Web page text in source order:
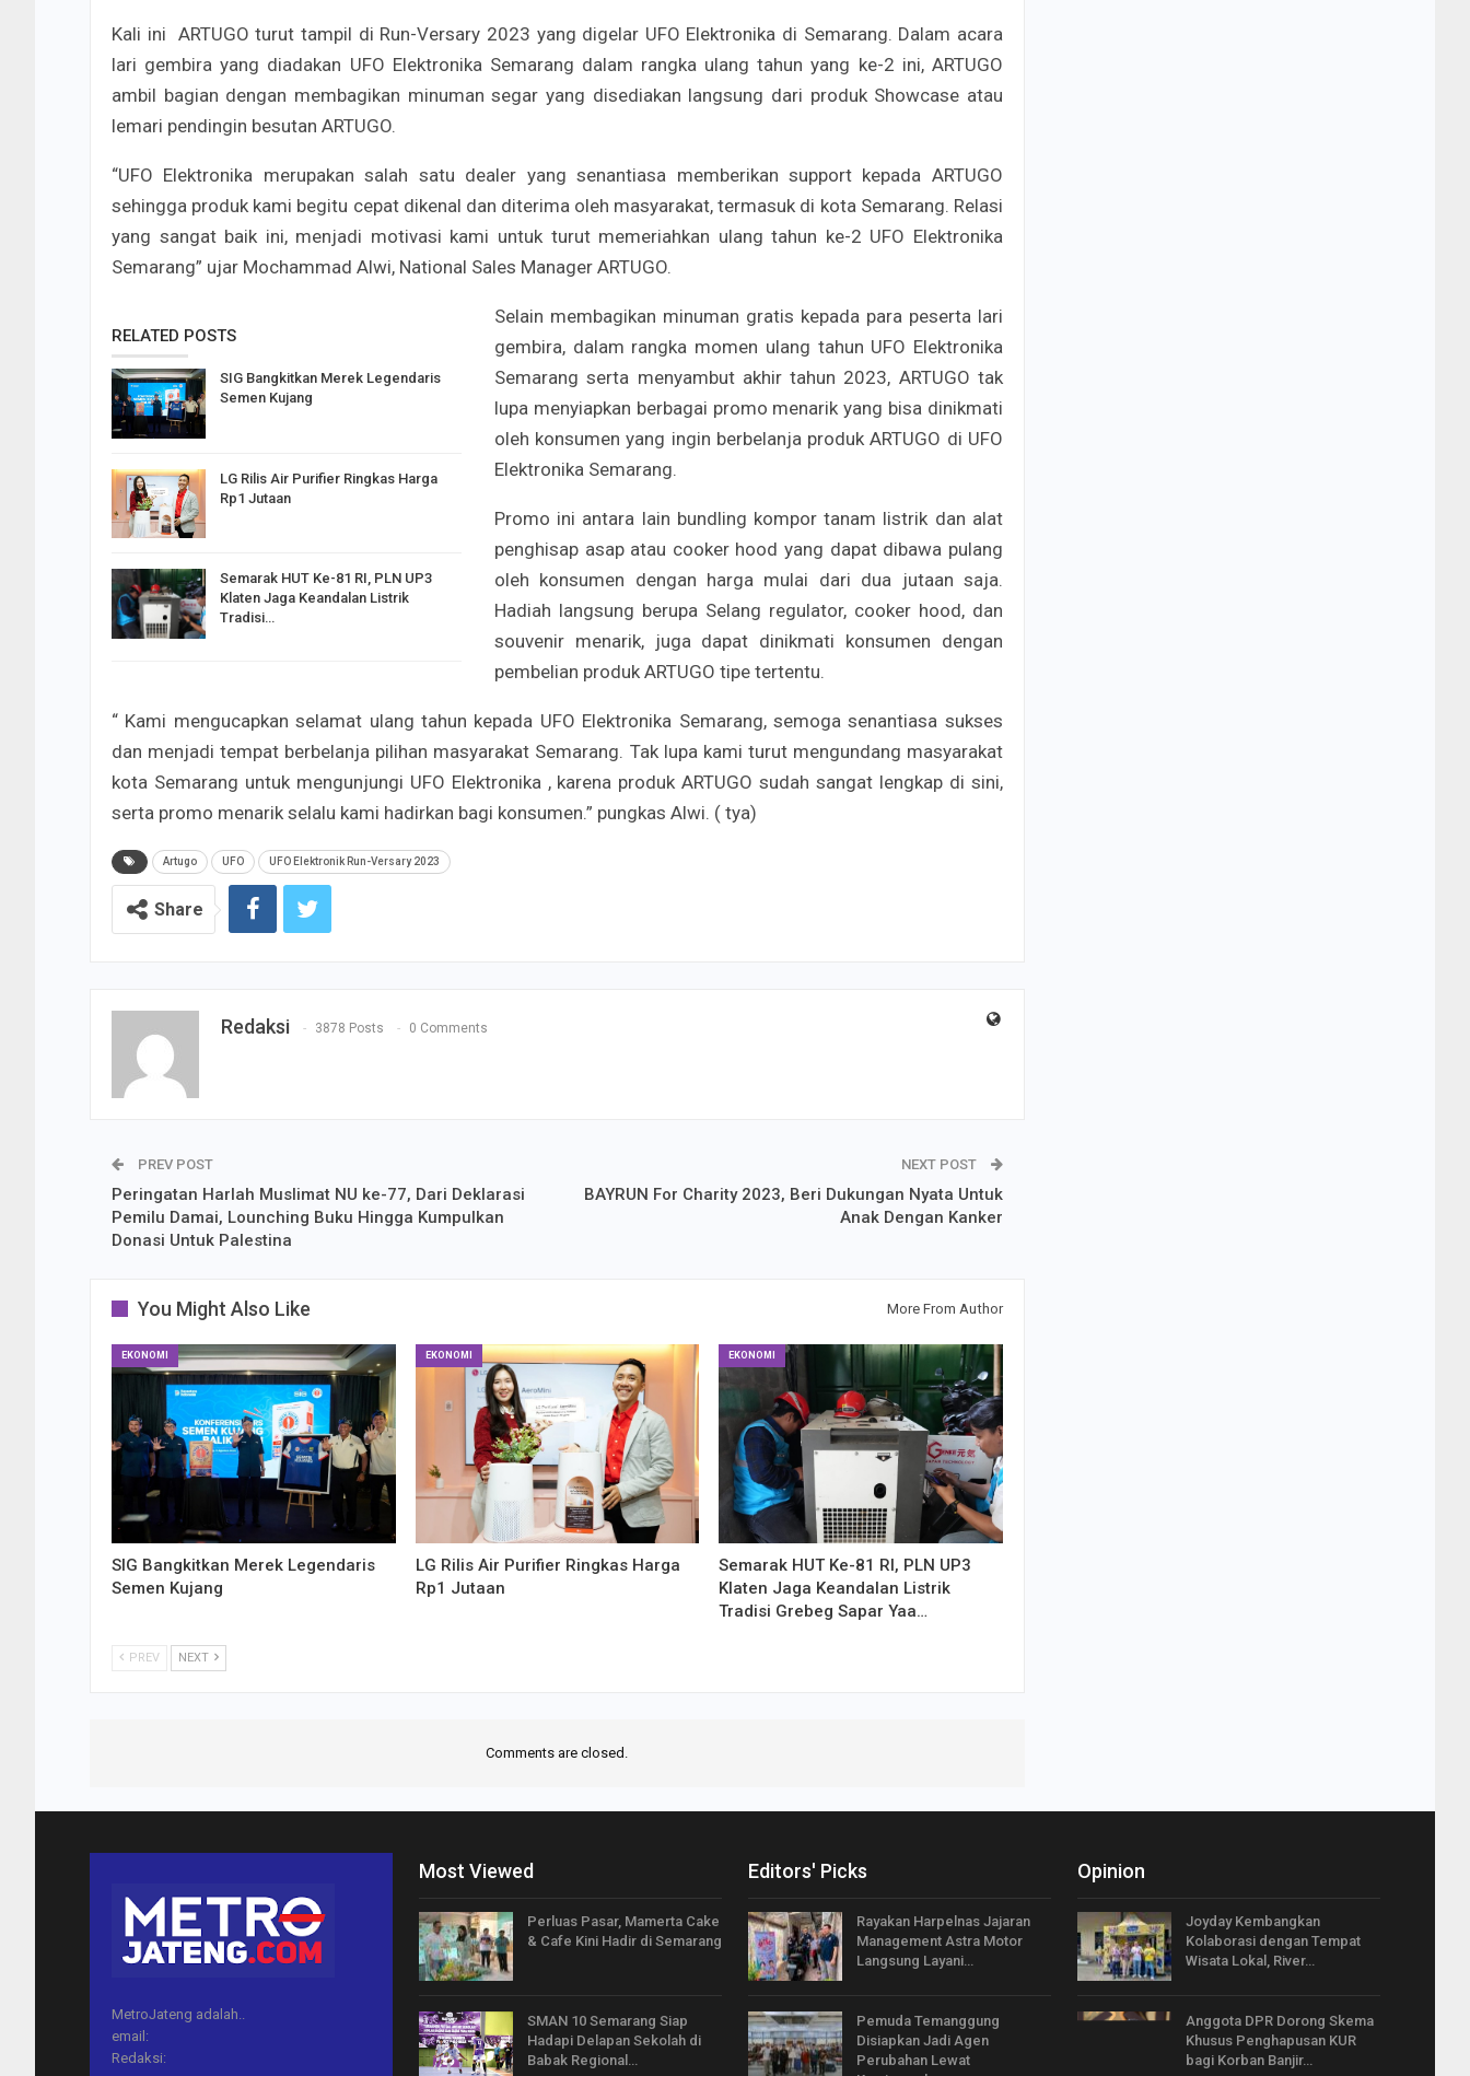
Kali ini ARTUGO turut tampil di Run-Versary 2023 yang digelar UFO Elektronika di Semarang. Dalam acara
lari gembira yang diadakan UFO Elektronika Semarang dalam rangka ulang tahun yang ke-2 ini, ARTUGO
ambil bagian dengan membagikan minuman segar yang disediakan langsung dari produk Showcase atau
lemari pendingin besutan ARTUGO.
“UFO Elektronika merupakan salah satu dealer yang senantiasa memberikan support kepada ARTUGO
sehingga produk kami begitu cepat dikenal dan diterima oleh masyarakat, termasuk di kota Semarang. Relasi
yang sangat baik ini, menjadi motivasi kami untuk turut memeriahkan ulang tahun ke-2 UFO Elektronika
Semarang” ujar Mochammad Alwi, National Sales Manager ARTUGO.
RELATED POSTS
SIG Bangkitkan Merek Legendaris
Semen Kujang
LG Rilis Air Purifier Ringkas Harga
Rp1 Jutaan
Semarak HUT Ke-81 RI, PLN UP3
Klaten Jaga Keandalan Listrik
Tradisi…
Selain membagikan minuman gratis kepada para peserta lari
gembira, dalam rangka momen ulang tahun UFO Elektronika
Semarang serta menyambut akhir tahun 2023, ARTUGO tak
lupa menyiapkan berbagai promo menarik yang bisa dinikmati
oleh konsumen yang ingin berbelanja produk ARTUGO di UFO
Elektronika Semarang.
Promo ini antara lain bundling kompor tanam listrik dan alat
penghisap asap atau cooker hood yang dapat dibawa pulang
oleh konsumen dengan harga mulai dari dua jutaan saja.
Hadiah langsung berupa Selang regulator, cooker hood, dan
souvenir menarik, juga dapat dinikmati konsumen dengan
pembelian produk ARTUGO tipe tertentu.
“ Kami mengucapkan selamat ulang tahun kepada UFO Elektronika Semarang, semoga senantiasa sukses
dan menjadi tempat berbelanja pilihan masyarakat Semarang. Tak lupa kami turut mengundang masyarakat
kota Semarang untuk mengunjungi UFO Elektronika , karena produk ARTUGO sudah sangat lengkap di sini,
serta promo menarik selalu kami hadirkan bagi konsumen.” pungkas Alwi. ( tya)
Artugo UFO UFO Elektronik Run-Versary 2023
Share
Redaksi 3878 Posts 0 Comments
PREV POST
Peringatan Harlah Muslimat NU ke-77, Dari Deklarasi
Pemilu Damai, Lounching Buku Hingga Kumpulkan
Donasi Untuk Palestina
NEXT POST
BAYRUN For Charity 2023, Beri Dukungan Nyata Untuk
Anak Dengan Kanker
You Might Also Like More From Author
EKONOMI
SIG Bangkitkan Merek Legendaris
Semen Kujang
EKONOMI
LG Rilis Air Purifier Ringkas Harga
Rp1 Jutaan
EKONOMI
Semarak HUT Ke-81 RI, PLN UP3
Klaten Jaga Keandalan Listrik
Tradisi Grebeg Sapar Yaa…
PREV NEXT
Comments are closed.
MetroJateng adalah..
email:
Redaksi:
Most Viewed
Perluas Pasar, Mamerta Cake
& Cafe Kini Hadir di Semarang
SMAN 10 Semarang Siap
Hadapi Delapan Sekolah di
Babak Regional…
Editors' Picks
Rayakan Harpelnas Jajaran
Management Astra Motor
Langsung Layani…
Pemuda Temanggung
Disiapkan Jadi Agen
Perubahan Lewat
Opinion
Joyday Kembangkan
Kolaborasi dengan Tempat
Wisata Lokal, River…
Anggota DPR Dorong Skema
Khusus Penghapusan KUR
bagi Korban Banjir…